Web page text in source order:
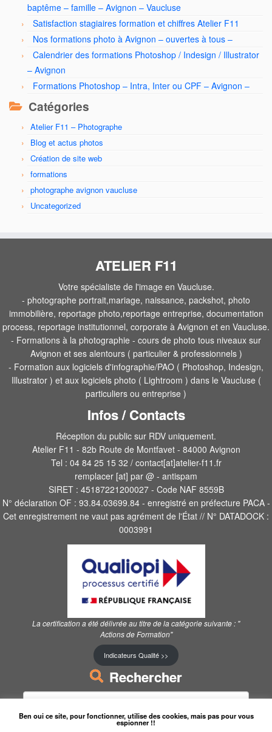
baptême – famille – Avignon – Vaucluse
Satisfaction stagiaires formation et chiffres Atelier F11
Nos formations photo à Avignon – ouvertes à tous –
Calendrier des formations Photoshop / Indesign / Illustrator
– Avignon
Formations Photoshop – Intra, Inter ou CPF – Avignon –
Catégories
Atelier F11 – Photographe
Blog et actus photos
Création de site web
formations
photographe avignon vaucluse
Uncategorized
ATELIER F11
Votre spécialiste de l'image en Vaucluse.
- photographe portrait,mariage, naissance, packshot, photo
immobilière, reportage photo,reportage entreprise, documentation
process, reportage institutionnel, corporate à Avignon et en Vaucluse.
- Formations à la photographie - cours de photo tous niveaux sur
Avignon et ses alentours ( particulier & professionnels )
- Formation aux logiciels d'infographie/PAO ( Photoshop, Indesign,
Illustrator ) et aux logiciels photo ( Lightroom ) dans le Vaucluse (
particuliers ou entreprise )
Infos / Contacts
Réception du public sur RDV uniquement.
Atelier F11 - 82b Route de Montfavet - 84000 Avignon
Tel : 04 84 25 15 32 / contact[at]atelier-f11.fr
remplacer [at] par @ - antispam
SIRET : 45187221200027 - Code NAF 8559B
N° déclaration OF : 93.84.03699.84 - enregistré en préfecture PACA -
Cet enregistrement ne vaut pas agrément de l'État // N° DATADOCK :
0003991
La certification a été délivrée au titre de la catégorie suivante : "
Actions de Formation"
Indicateurs Qualité >>
Rechercher
Ben oui ce site, pour fonctionner, utilise des cookies, mais pas pour vous
espionner !!